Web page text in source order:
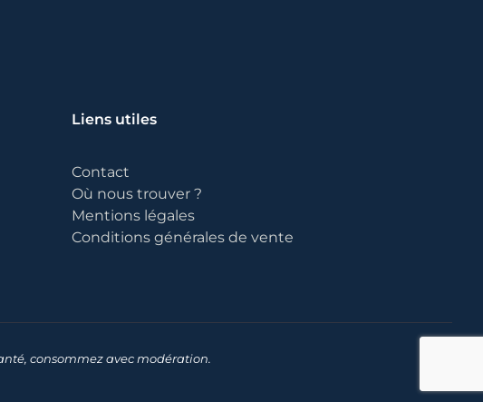
Liens utiles
Contact
Où nous trouver ?
Mentions légales
Conditions générales de vente
consommez avec modération.